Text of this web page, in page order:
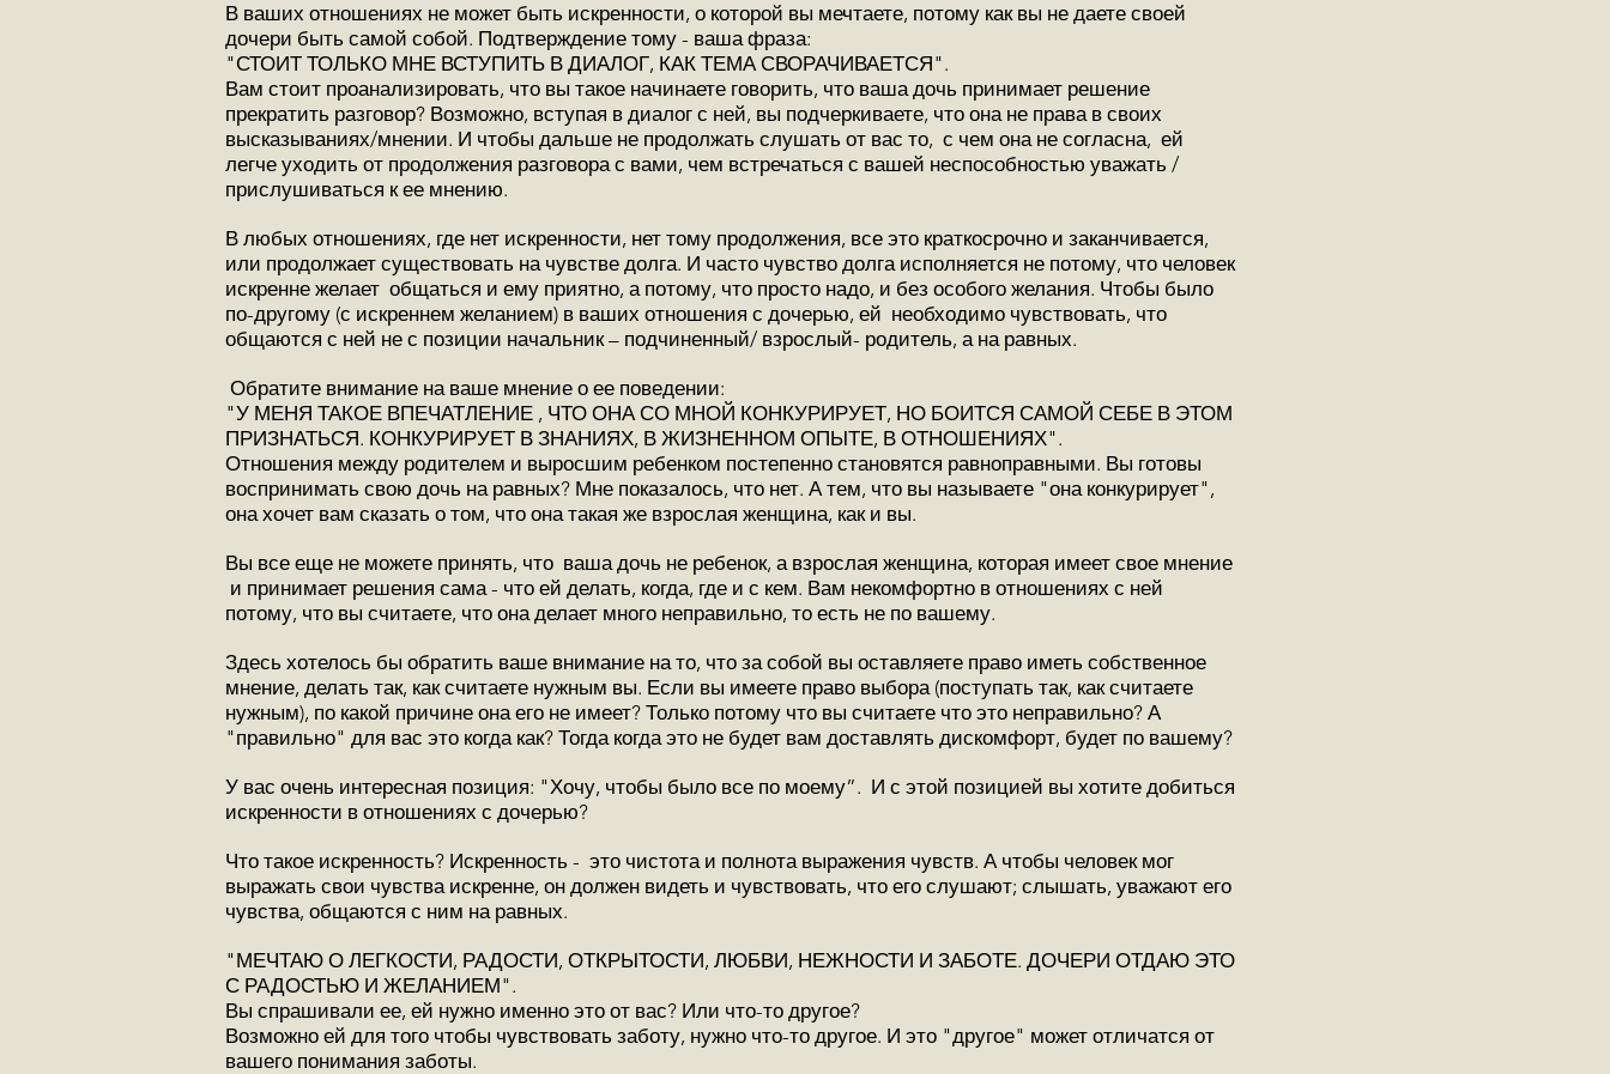
В ваших отношениях не может быть искренности, о которой вы мечтаете, потому как вы не даете своей
дочери быть самой собой. Подтверждение тому - ваша фраза:
"СТОИТ ТОЛЬКО МНЕ ВСТУПИТЬ В ДИАЛОГ, КАК ТЕМА СВОРАЧИВАЕТСЯ".
Вам стоит проанализировать, что вы такое начинаете говорить, что ваша дочь принимает решение
прекратить разговор? Возможно, вступая в диалог с ней, вы подчеркиваете, что она не права в своих
высказываниях/мнении. И чтобы дальше не продолжать слушать от вас то, с чем она не согласна, ей
легче уходить от продолжения разговора с вами, чем встречаться с вашей неспособностью уважать /
прислушиваться к ее мнению.
В любых отношениях, где нет искренности, нет тому продолжения, все это краткосрочно и заканчивается,
или продолжает существовать на чувстве долга. И часто чувство долга исполняется не потому, что человек
искренне желает общаться и ему приятно, а потому, что просто надо, и без особого желания. Чтобы было
по-другому (с искреннем желанием) в ваших отношения с дочерью, ей необходимо чувствовать, что
общаются с ней не с позиции начальник – подчиненный/ взрослый- родитель, а на равных.
Обратите внимание на ваше мнение о ее поведении:
"У МЕНЯ ТАКОЕ ВПЕЧАТЛЕНИЕ , ЧТО ОНА СО МНОЙ КОНКУРИРУЕТ, НО БОИТСЯ САМОЙ СЕБЕ В ЭТОМ
ПРИЗНАТЬСЯ. КОНКУРИРУЕТ В ЗНАНИЯХ, В ЖИЗНЕННОМ ОПЫТЕ, В ОТНОШЕНИЯХ".
Отношения между родителем и выросшим ребенком постепенно становятся равноправными. Вы готовы
воспринимать свою дочь на равных? Мне показалось, что нет. А тем, что вы называете "она конкурирует",
она хочет вам сказать о том, что она такая же взрослая женщина, как и вы.
Вы все еще не можете принять, что ваша дочь не ребенок, а взрослая женщина, которая имеет свое мнение
и принимает решения сама - что ей делать, когда, где и с кем. Вам некомфортно в отношениях с ней
потому, что вы считаете, что она делает много неправильно, то есть не по вашему.
Здесь хотелось бы обратить ваше внимание на то, что за собой вы оставляете право иметь собственное
мнение, делать так, как считаете нужным вы. Если вы имеете право выбора (поступать так, как считаете
нужным), по какой причине она его не имеет? Только потому что вы считаете что это неправильно? А
"правильно" для вас это когда как? Тогда когда это не будет вам доставлять дискомфорт, будет по вашему?
У вас очень интересная позиция: "Хочу, чтобы было все по моему”. И с этой позицией вы хотите добиться
искренности в отношениях с дочерью?
Что такое искренность? Искренность - это чистота и полнота выражения чувств. А чтобы человек мог
выражать свои чувства искренне, он должен видеть и чувствовать, что его слушают; слышать, уважают его
чувства, общаются с ним на равных.
"МЕЧТАЮ О ЛЕГКОСТИ, РАДОСТИ, ОТКРЫТОСТИ, ЛЮБВИ, НЕЖНОСТИ И ЗАБОТЕ. ДОЧЕРИ ОТДАЮ ЭТО
С РАДОСТЬЮ И ЖЕЛАНИЕМ".
Вы спрашивали ее, ей нужно именно это от вас? Или что-то другое?
Возможно ей для того чтобы чувствовать заботу, нужно что-то другое. И это "другое" может отличатся от
вашего понимания заботы.